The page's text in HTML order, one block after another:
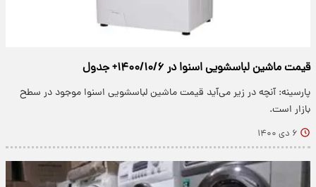
قیمت ماشین لباسشویی اسنوا در ۱۴۰۰/۱۰/۶+ جدول
پارسینه: آنچه در زیر می‌آید قیمت ماشین لباسشویی اسنوا موجود در سطح
بازار است.
۶ دی ۱۴۰۰